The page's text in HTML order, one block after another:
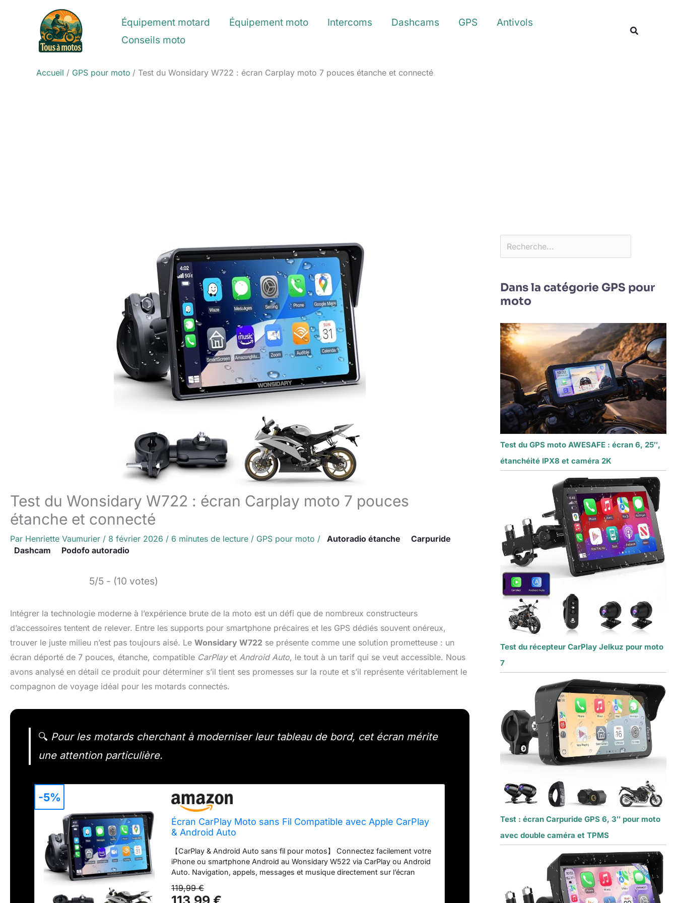
Équipement motard Équipement moto Intercoms Dashcams GPS
Antivols
Conseils moto
Accueil GPS pour moto Test du Wonsidary W722 : écran Carplay moto 7 pouces étanche et connecté
Test du Wonsidary W722 : écran Carplay moto 7 pouces
étanche et connecté
Par Henriette Vaumurier / 8 février 2026 / 6 minutes de lecture / GPS pour moto / Autoradio étanche
Carpuride
Dashcam
Podofo autoradio
5/5 - (10 votes)
Intégrer la technologie moderne à l’expérience brute de la moto est un défi que de nombreux constructeurs
d’accessoires tentent de relever. Entre les supports pour smartphone précaires et les GPS dédiés souvent onéreux,
trouver le juste milieu n’est pas toujours aisé. Le Wonsidary W722 se présente comme une solution prometteuse : un
écran déporté de 7 pouces, étanche, compatible CarPlayet Android Auto, le tout à un tarif qui se veut accessible. Nous
avons analysé en détail ce produit pour déterminer s’il tient ses promesses sur la route et s’il représente véritablement le
compagnon de voyage idéal pour les motards connectés.
🔍 Pour les motards cherchant à moderniser leur tableau de bord, cet écran mérite
une attention particulière.
Écran CarPlay Moto sans Fil Compatible avec Apple CarPlay
& Android Auto
【CarPlay & Android Auto sans fil pour motos】 Connectez facilement votre
iPhone ou smartphone Android au Wonsidary W522 via CarPlay ou Android
Auto. Navigation, appels, messages et musique directement sur l’écran
sans quitter la route des yeux. 【Prêt pour toutes les conditions · Roulez
119,99 €
-5%
Dans la catégorie GPS pour
moto
Test du GPS moto AWESAFE : écran 6, 25″,
étanchéité IPX8 et caméra 2K
Test du récepteur CarPlay Jelkuz pour moto
7
Test : écran Carpuride GPS 6, 3″ pour moto
avec double caméra et TPMS